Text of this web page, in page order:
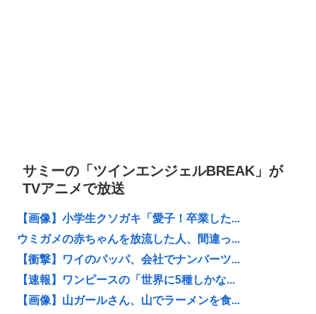
サミーの「ツインエンジェルBREAK」が
TVアニメで放送
【画像】小学生クソガキ「愛子！卒業した...
ウミガメの赤ちゃんを放流した人、間違っ...
【衝撃】ワイのパッパ、会社でナンバーツ...
【速報】ワンピースの「世界に5種しかな...
【画像】山ガールさん、山でラーメンを食...